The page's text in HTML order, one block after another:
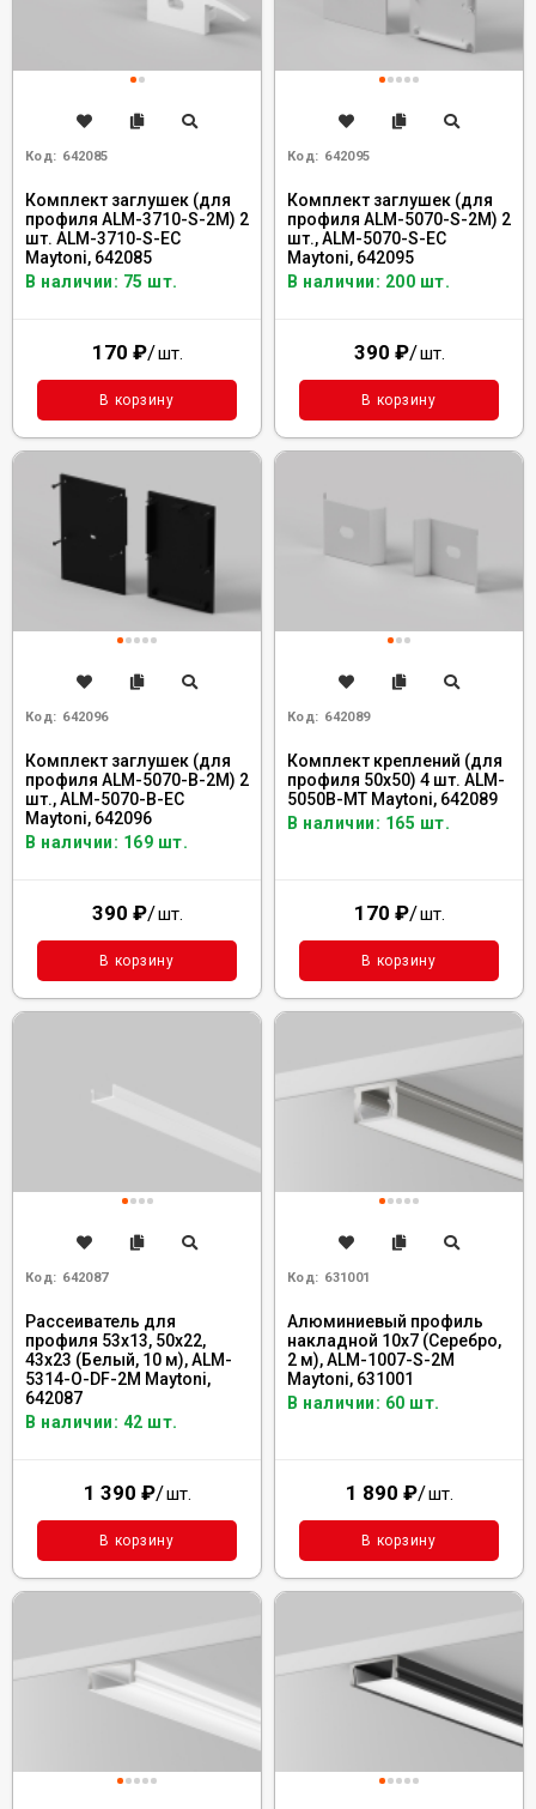
Код: 642085
Комплект заглушек (для
профиля ALM-3710-S-2M) 2
шт. ALM-3710-S-EC
Maytoni, 642085
В наличии: 75 шт.
170 ₽/шт.
В корзину
Код: 642095
Комплект заглушек (для
профиля ALM-5070-S-2M) 2
шт., ALM-5070-S-EC
Maytoni, 642095
В наличии: 200 шт.
390 ₽/шт.
В корзину
Код: 642096
Комплект заглушек (для
профиля ALM-5070-В-2М) 2
шт., ALM-5070-B-EC
Maytoni, 642096
В наличии: 169 шт.
390 ₽/шт.
В корзину
Код: 642089
Комплект креплений (для
профиля 50x50) 4 шт. ALM-
5050B-MT Maytoni, 642089
В наличии: 165 шт.
170 ₽/шт.
В корзину
Код: 642087
Рассеиватель для
профиля 53x13, 50x22,
43x23 (Белый, 10 м), ALM-
5314-O-DF-2M Maytoni,
642087
В наличии: 42 шт.
1 390 ₽/шт.
В корзину
Код: 631001
Алюминиевый профиль
накладной 10x7 (Серебро,
2 м), ALM-1007-S-2M
Maytoni, 631001
В наличии: 60 шт.
1 890 ₽/шт.
В корзину